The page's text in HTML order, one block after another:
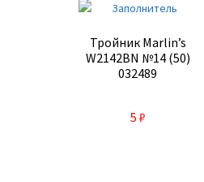
Тройник Marlin’s
W2142BN №14 (50)
032489
5 ₽